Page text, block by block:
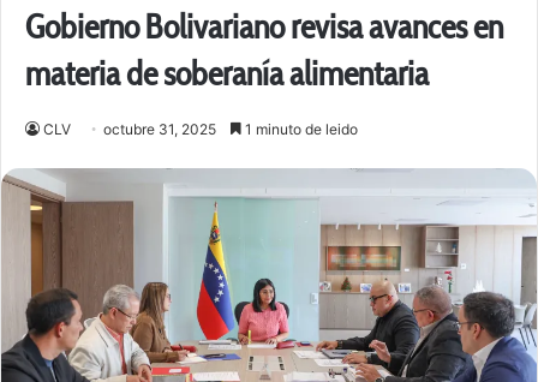
Gobierno Bolivariano revisa avances en
materia de soberanía alimentaria
CLV octubre 31, 2025 1 minuto de leido